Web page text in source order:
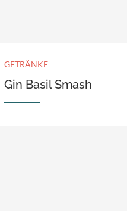
GETRÄNKE
Gin Basil Smash